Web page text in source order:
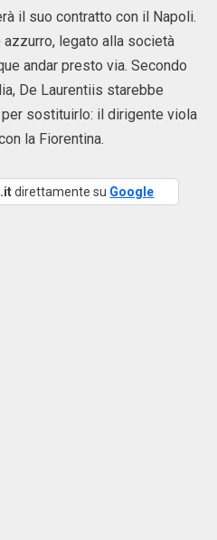
il suo contratto con il Napoli.
legato alla società
andar presto via. Secondo
De Laurentiis starebbe
sostituirlo: il dirigente viola
la Fiorentina.
direttamente su Google